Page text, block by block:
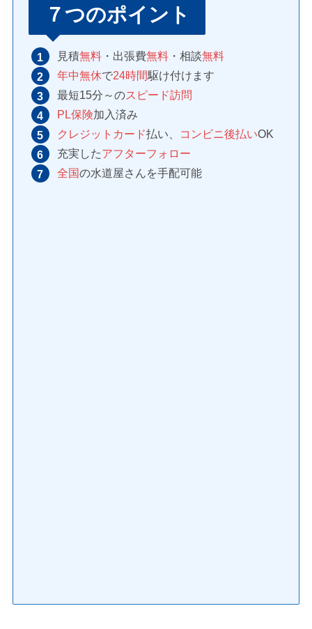
７つのポイント
見積無料・出張費無料・相談無料
年中無休で24時間駆け付けます
最短15分～のスピード訪問
PL保険加入済み
クレジットカード払い、 コンビニ後払いOK
充実したアフターフォロー
全国の水道屋さんを手配可能